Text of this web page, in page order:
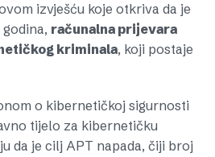
izvješću koje otkriva da je
računalna prijevara
kriminala, koji postaje
o kibernetičkoj sigurnosti
tijelo za kibernetičku
da je cilj APT napada, čiji broj